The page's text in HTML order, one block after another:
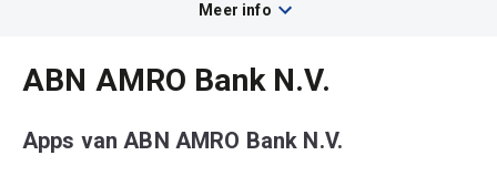
Meer info
ABN AMRO Bank N.V.
Apps van ABN AMRO Bank N.V.